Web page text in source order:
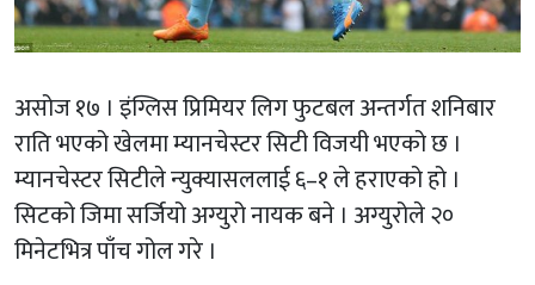
असोज १७ । इंग्लिस प्रिमियर लिग फुटबल अन्तर्गत शनिबार
राति भएको खेलमा म्यानचेस्टर सिटी विजयी भएको छ ।
म्यानचेस्टर सिटीले न्युक्यासललाई ६–१ ले हराएको हो ।
सिटको जिमा सर्जियो अग्युरो नायक बने । अग्युरोले २०
मिनेटभित्र पाँच गोल गरे ।